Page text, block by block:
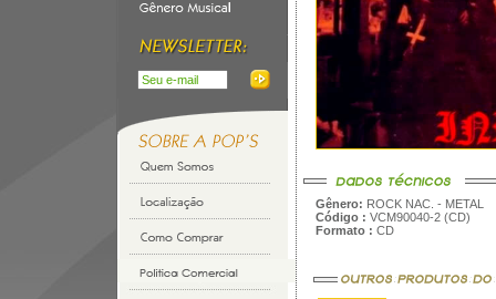
Gênero: ROCK NAC. - METAL
Código : VCM90040-2 (CD)
Formato : CD